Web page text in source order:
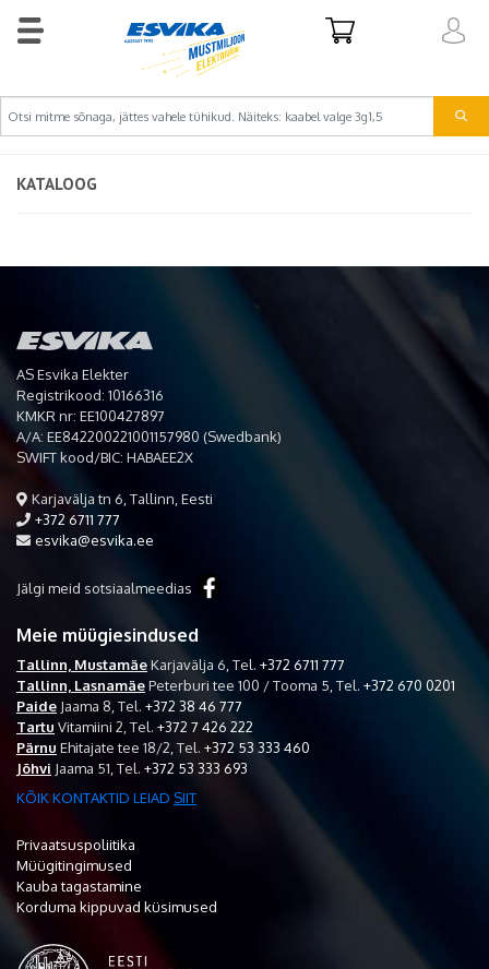
KATALOOG
AS Esvika Elekter
Registrikood: 10166316
KMKR nr: EE100427897
A/A: EE842200221001157980 (Swedbank)
SWIFT kood/BIC: HABAEE2X
Karjavälja tn 6, Tallinn, Eesti
+372 6711 777
esvika@esvika.ee
Jälgi meid sotsiaalmeedias
Meie müügiesindused
Tallinn, MustamäeKarjavälja 6, Tel. +372 6711 777
Tallinn, LasnamäePeterburi tee 100 / Tooma 5, Tel. +372 670 0201
Paide Jaama 8, Tel. +372 38 46 777
Tartu Vitamiini 2, Tel. +372 7 426 222
Pärnu Ehitajate tee 18/2, Tel. +372 53 333 460
Jõhvi Jaama 51, Tel. +372 53 333 693
KÕIK KONTAKTID LEIAD SIIT
Privaatsuspoliitika
Müügitingimused
Kauba tagastamine
Korduma kippuvad küsimused